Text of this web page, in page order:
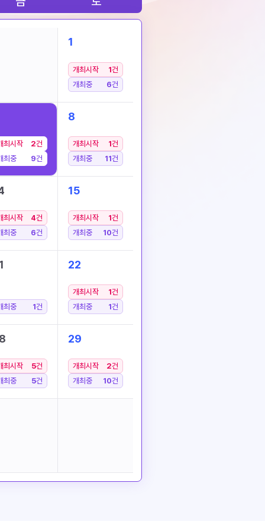
1
개최시작 1건
개최중
6건
최시작 2건
최중
9건
8
개최시작 1건
개최중
11건
최시작 4건
최중
6건
15
개최시작 1건
개최중
10건
최중 1건
22
개최시작 1건
개최중
1건
최시작 5건
최중
5건
29
개최시작 2건
개최중
10건